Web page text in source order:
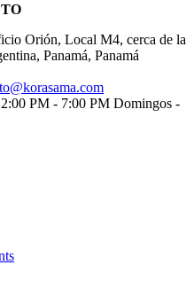
Orión, Local M4, cerca de la
Panamá, Panamá
PM - 7:00 PM Domingos -